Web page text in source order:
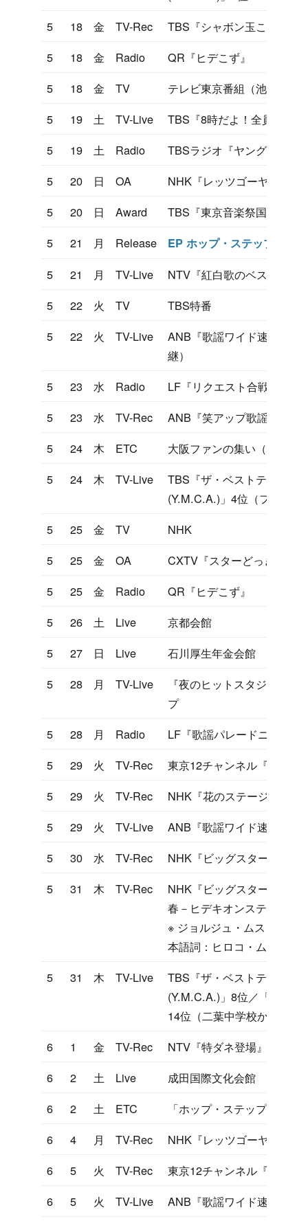
5
18 金 TV-Rec
TBS『シャボン玉こんにち
5
18 金 Radio
QR『ヒデこず』
5
18 金 TV
テレビ東京番組（池袋プー
5
19 土 TV-Live
TBS『8時だよ！全員集合
5
19 土 Radio
TBSラジオ『ヤングタウン
5
20 日 OA
NHK『レッツゴーヤング』
5
20 日 Award
TBS『東京音楽祭国内大会
5
21 月 Release EP ホップ・ステップ・ジ
5 21 月 TV-Live
NTV『紅白歌のベストテン
5
22 火 TV
TBS特番
5
22 火 TV-Live
ANB『歌謡ワイド速報』（
継）
5
23 水 Radio
LF『リクエスト合戦』
5
23 水 TV-Rec
ANB『笑アップ歌謡曲大作
5
24 木 ETC
大阪ファンの集い（大阪エ
5
24 木 TV-Live
TBS『ザ・ベストテン』「
(Y.M.C.A.)」4位（ファンの
5
25 金 TV
NHK
5
25 金 OA
CXTV『スターどっきり』
5
25 金 Radio
QR『ヒデこず』
5
26 土 Live
京都会館
5
27 日 Live
石川厚生年金会館
5
28 月 TV-Live
『夜のヒットスタジオ』
プ
5
28 月 Radio
LF『歌謡パレードニッポン
5
29 火 TV-Rec
東京12チャンネル『ヤンヤ
5
29 火 TV-Rec
NHK『花のステージ』
5
29 火 TV-Live
ANB『歌謡ワイド速報』
5
30 水 TV-Rec
NHK『ビッグスタースペシ
5
31 木 TV-Rec
NHK『ビッグスタースペシ
春－ヒデキオンステージ」
※ ジョルジュ・ムスタキの
本語詞：ヒロコ・ムトー氏
5
31 木 TV-Live
TBS『ザ・ベストテン』「
(Y.M.C.A.)」8位／「ホッ
14位（二葉中学校から中継
6
1 金 TV-Rec
NTV『特ダネ登場』（横浜
6
2 土 Live
成田国際文化会館
6
2 土 ETC
「ホップ・ステップ・ジ
6
4 月 TV-Rec
NHK『レッツゴーヤング』
6
5 火 TV-Rec
東京12チャンネル『ヤンヤ
6
5 火 TV-Live
ANB『歌謡ワイド速報』